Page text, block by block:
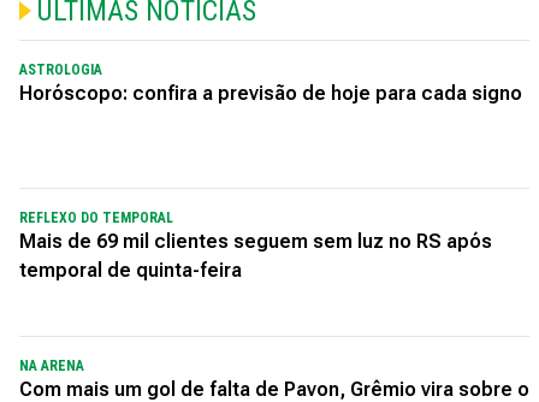
ÚLTIMAS NOTÍCIAS
ASTROLOGIA
Horóscopo: confira a previsão de hoje para cada signo
REFLEXO DO TEMPORAL
Mais de 69 mil clientes seguem sem luz no RS após
temporal de quinta-feira
NA ARENA
Com mais um gol de falta de Pavon, Grêmio vira sobre o